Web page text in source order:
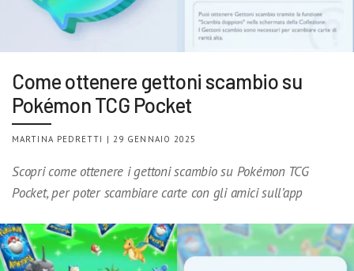
Come ottenere gettoni scambio su
Pokémon TCG Pocket
MARTINA PEDRETTI | 29 GENNAIO 2025
Scopri come ottenere i gettoni scambio su Pokémon TCG
Pocket, per poter scambiare carte con gli amici sull’app